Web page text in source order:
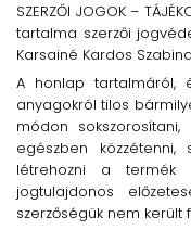
SZERZŐI JOGOK –
tartalma szerzői
Karsainé Kardos
A honlap tartalmáról,
anyagokról tilos
módon
egészben
létrehozni a
jogtulajdonos
szerzőségük nem került